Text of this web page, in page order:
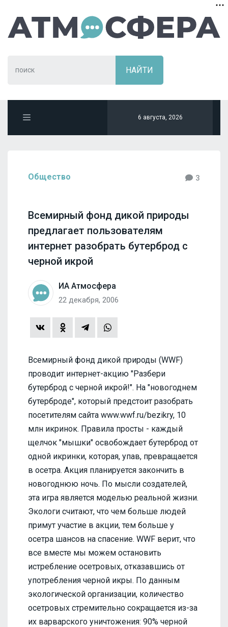
6 августа, 2026
Общество 3
Всемирный фонд дикой природы
предлагает пользователям
интернет разобрать бутерброд с
черной икрой
ИА Атмосфера
22 декабря, 2006
Всемирный фонд дикой природы (WWF)
проводит интернет-акцию "Разбери
бутерброд с черной икрой!". На "новогоднем
бутерброде", который предстоит разобрать
посетителям сайта www.wwf.ru/bezikry, 10
млн икринок. Правила просты - каждый
щелчок "мышки" освобождает бутерброд от
одной икринки, которая, упав, превращается
в осетра. Акция планируется закончить в
новогоднюю ночь. По мысли создателей,
эта игра является моделью реальной жизни.
Экологи считают, что чем больше людей
примут участие в акции, тем больше у
осетра шансов на спасение. WWF верит, что
все вместе мы можем остановить
истребление осетровых, отказавшись от
употребления черной икры. По данным
экологической организации, количество
осетровых стремительно сокращается из-за
их варварского уничтожения: 90% черной